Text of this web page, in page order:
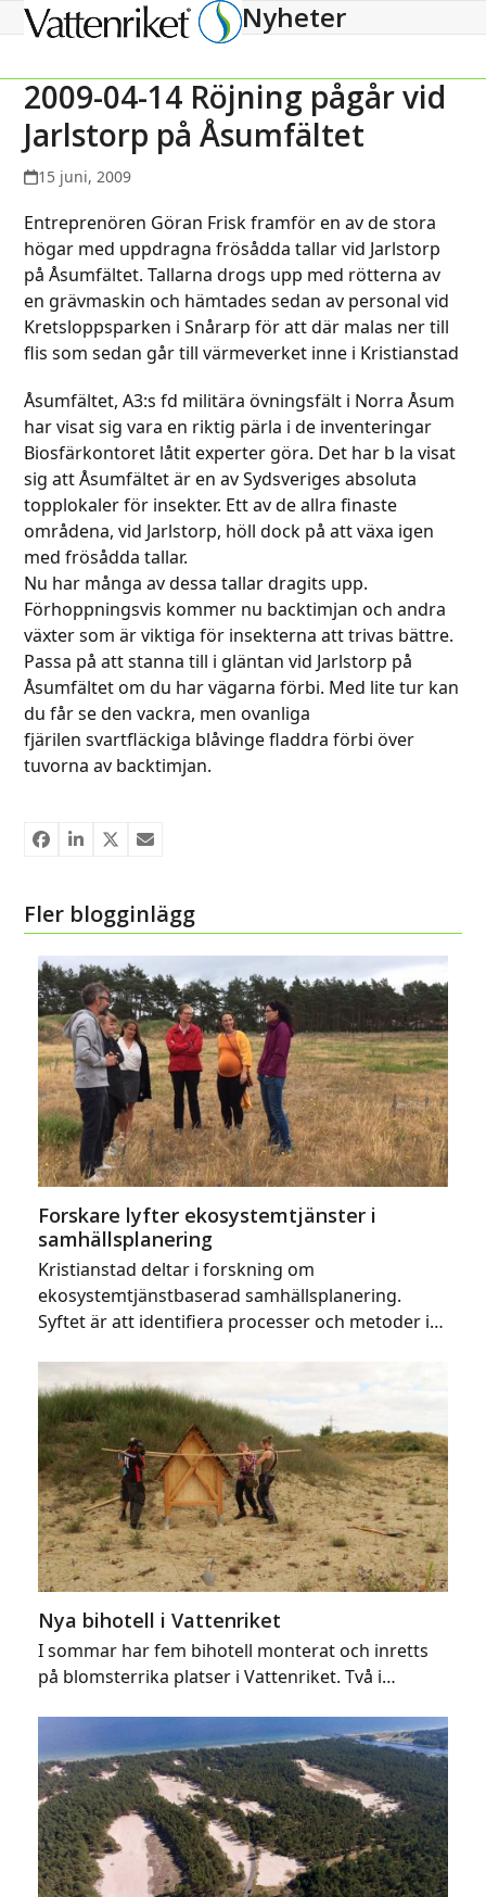
Open
menu
Close
menu
Nyheter
2009-04-14 Röjning pågår vid
Jarlstorp på Åsumfältet
15 juni, 2009
Entreprenören Göran Frisk framför en av de stora
högar med uppdragna frösådda tallar vid Jarlstorp
på Åsumfältet. Tallarna drogs upp med rötterna av
en grävmaskin och hämtades sedan av personal vid
Kretsloppsparken i Snårarp för att där malas ner till
flis som sedan går till värmeverket inne i Kristianstad
Åsumfältet, A3:s fd militära övningsfält i Norra Åsum
har visat sig vara en riktig pärla i de inventeringar
Biosfärkontoret låtit experter göra. Det har b la visat
sig att Åsumfältet är en av Sydsveriges absoluta
topplokaler för insekter. Ett av de allra finaste
områdena, vid Jarlstorp, höll dock på att växa igen
med frösådda tallar.
Nu har många av dessa tallar dragits upp.
Förhoppningsvis kommer nu backtimjan och andra
växter som är viktiga för insekterna att trivas bättre.
Passa på att stanna till i gläntan vid Jarlstorp på
Åsumfältet om du har vägarna förbi. Med lite tur kan
du får se den vackra, men ovanliga
fjärilen svartfläckiga blåvinge fladdra förbi över
tuvorna av backtimjan.
Fler blogginlägg
Forskare lyfter ekosystemtjänster i
samhällsplanering
Kristianstad deltar i forskning om
ekosystemtjänstbaserad samhällsplanering.
Syftet är att identifiera processer och metoder i…
Nya bihotell i Vattenriket
I sommar har fem bihotell monterat och inretts
på blomsterrika platser i Vattenriket. Två i…